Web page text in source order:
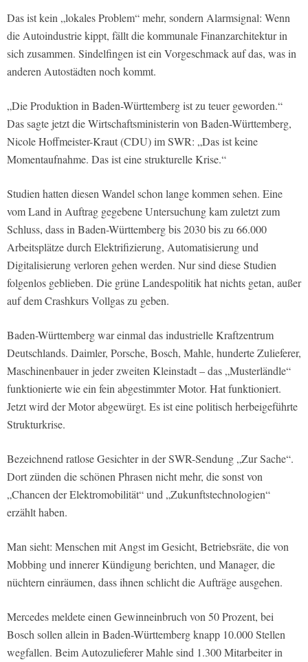
Das ist kein „lokales Problem“ mehr, sondern Alarmsignal: Wenn
die Autoindustrie kippt, fällt die kommunale Finanzarchitektur in
sich zusammen. Sindelfingen ist ein Vorgeschmack auf das, was in
anderen Autostädten noch kommt.
„Die Produktion in Baden-Württemberg ist zu teuer geworden.“
Das sagte jetzt die Wirtschaftsministerin von Baden-Württemberg,
Nicole Hoffmeister-Kraut (CDU) im SWR: „Das ist keine
Momentaufnahme. Das ist eine strukturelle Krise.“
Studien hatten diesen Wandel schon lange kommen sehen. Eine
vom Land in Auftrag gegebene Untersuchung kam zuletzt zum
Schluss, dass in Baden-Württemberg bis 2030 bis zu 66.000
Arbeitsplätze durch Elektrifizierung, Automatisierung und
Digitalisierung verloren gehen werden. Nur sind diese Studien
folgenlos geblieben. Die grüne Landespolitik hat nichts getan, außer
auf dem Crashkurs Vollgas zu geben.
Baden-Württemberg war einmal das industrielle Kraftzentrum
Deutschlands. Daimler, Porsche, Bosch, Mahle, hunderte Zulieferer,
Maschinenbauer in jeder zweiten Kleinstadt – das „Musterländle“
funktionierte wie ein fein abgestimmter Motor. Hat funktioniert.
Jetzt wird der Motor abgewürgt. Es ist eine politisch herbeigeführte
Strukturkrise.
Bezeichnend ratlose Gesichter in der SWR-Sendung „Zur Sache“.
Dort zünden die schönen Phrasen nicht mehr, die sonst von
„Chancen der Elektromobilität“ und „Zukunftstechnologien“
erzählt haben.
Man sieht: Menschen mit Angst im Gesicht, Betriebsräte, die von
Mobbing und innerer Kündigung berichten, und Manager, die
nüchtern einräumen, dass ihnen schlicht die Aufträge ausgehen.
Mercedes meldete einen Gewinneinbruch von 50 Prozent, bei
Bosch sollen allein in Baden-Württemberg knapp 10.000 Stellen
wegfallen. Beim Autozulieferer Mahle sind 1.300 Mitarbeiter in